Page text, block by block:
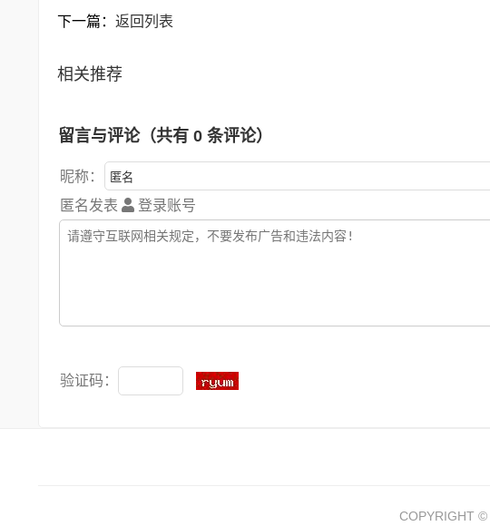
下一篇： 返回列表
相关推荐
留言与评论（共有 0 条评论）
昵称：
匿名发表
登录账号
验证码：
COPYRIGHT ©